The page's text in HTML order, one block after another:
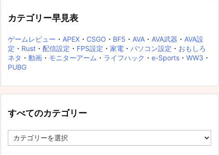
カテゴリー早見表
ゲームレビュー ・ APEX ・ CSGO ・ BF5 ・ AVA ・ AVA武器 ・ AVA設
定 ・ Rust ・ 配信設定 ・ FPS設定 ・ 家電 ・ パソコン設定 ・ おもしろ
ネタ ・ 動画 ・ モニターアーム ・ ライフハック ・ e-Sports ・ WW3 ・
PUBG
すべてのカテゴリー
べ